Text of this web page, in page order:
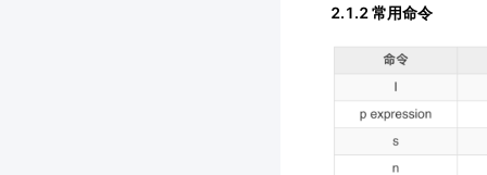
2.1.2 常用命令